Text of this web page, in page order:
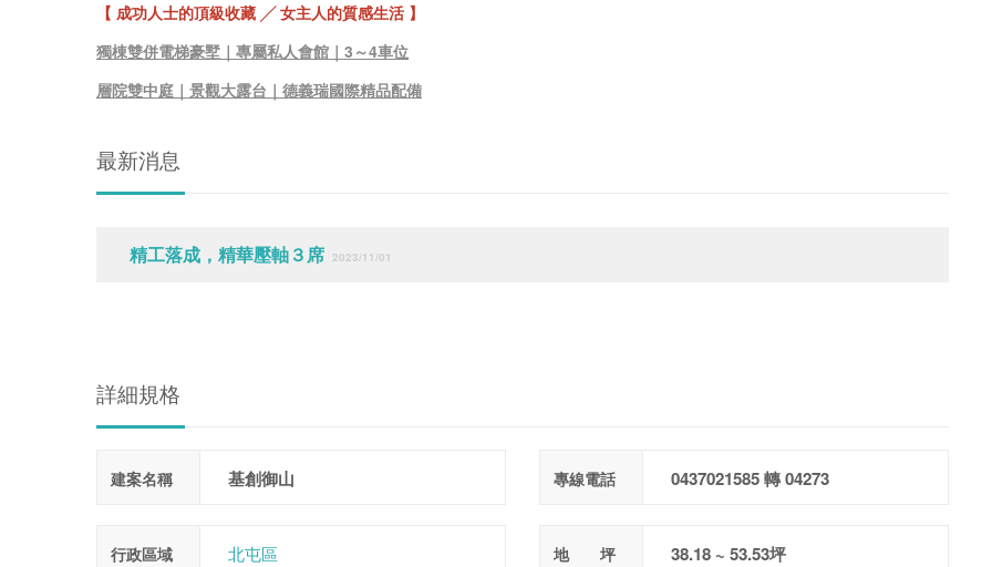
【 成功人士的頂級收藏 ╱ 女主人的質感生活 】
獨棟雙併電梯豪墅｜專屬私人會館｜3～4車位
層院雙中庭｜景觀大露台｜德義瑞國際精品配備
最新消息
精工落成，精華壓軸３席 2023/11/01
詳細規格
建案名稱 基創御山
行政區域 北屯區
專線電話 0437021585 轉 04273
地 坪 38.18 ~ 53.53坪